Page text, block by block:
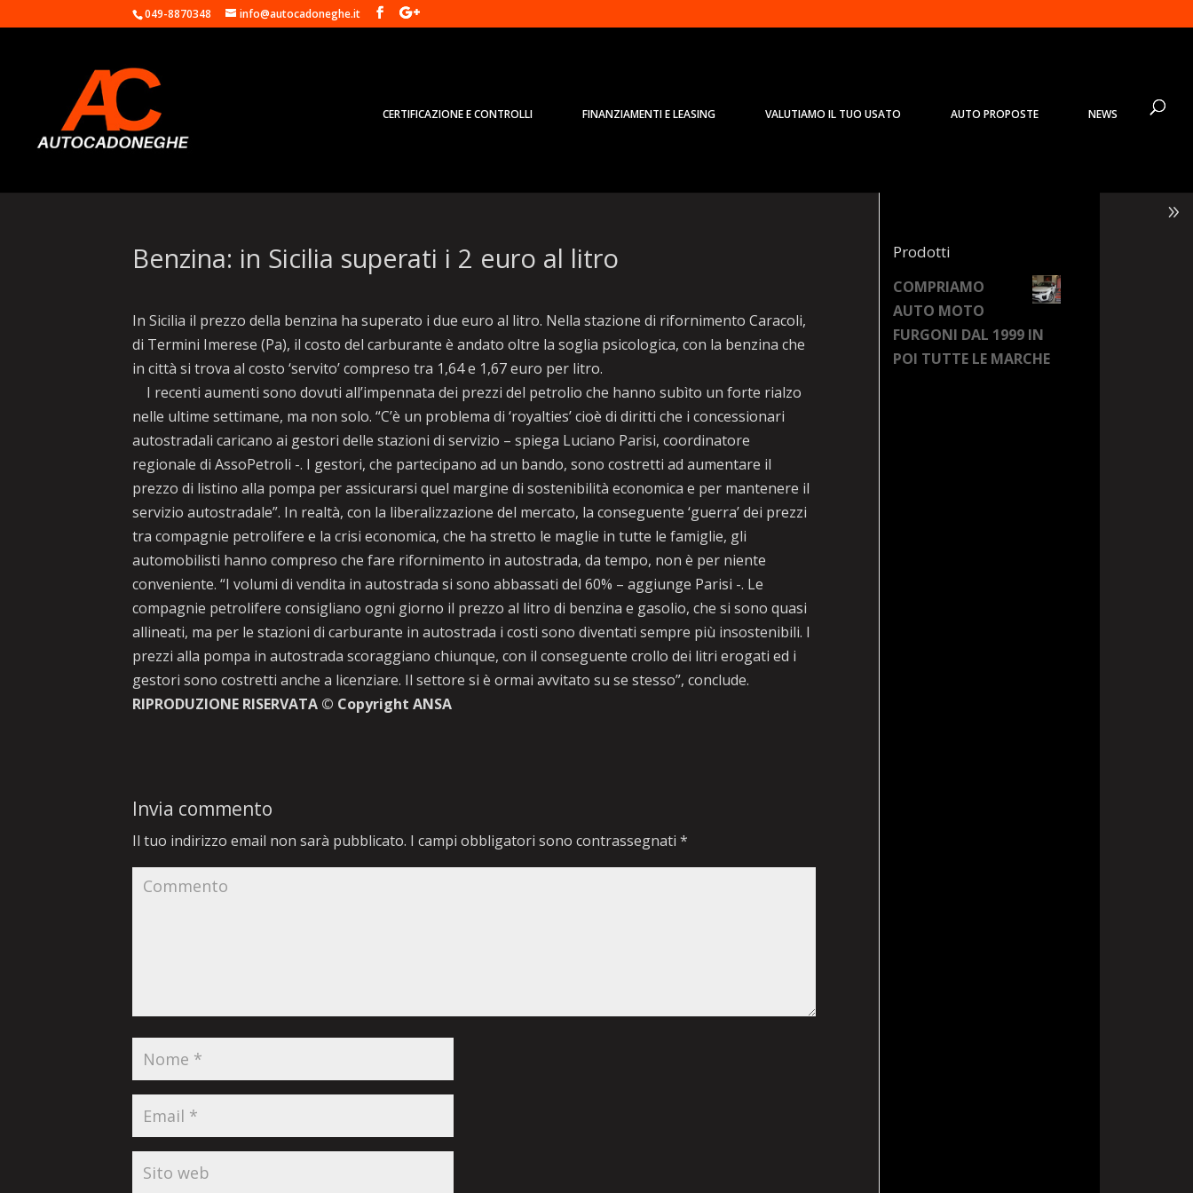
049-8870348 info@autocadoneghe.it
CERTIFICAZIONE E CONTROLLI FINANZIAMENTI E LEASING VALUTIAMO IL TUO USATO AUTO PROPOSTE NEWS
Benzina: in Sicilia superati i 2 euro al litro
In Sicilia il prezzo della benzina ha superato i due euro al litro. Nella stazione di rifornimento Caracoli,
di Termini Imerese (Pa), il costo del carburante è andato oltre la soglia psicologica, con la benzina che
in città si trova al costo ‘servito’ compreso tra 1,64 e 1,67 euro per litro.
I recenti aumenti sono dovuti all’impennata dei prezzi del petrolio che hanno subìto un forte rialzo
nelle ultime settimane, ma non solo. “C’è un problema di ‘royalties’ cioè di diritti che i concessionari
autostradali caricano ai gestori delle stazioni di servizio – spiega Luciano Parisi, coordinatore
regionale di AssoPetroli -. I gestori, che partecipano ad un bando, sono costretti ad aumentare il
prezzo di listino alla pompa per assicurarsi quel margine di sostenibilità economica e per mantenere il
servizio autostradale”. In realtà, con la liberalizzazione del mercato, la conseguente ‘guerra’ dei prezzi
tra compagnie petrolifere e la crisi economica, che ha stretto le maglie in tutte le famiglie, gli
automobilisti hanno compreso che fare rifornimento in autostrada, da tempo, non è per niente
conveniente. “I volumi di vendita in autostrada si sono abbassati del 60% – aggiunge Parisi -. Le
compagnie petrolifere consigliano ogni giorno il prezzo al litro di benzina e gasolio, che si sono quasi
allineati, ma per le stazioni di carburante in autostrada i costi sono diventati sempre più insostenibili. I
prezzi alla pompa in autostrada scoraggiano chiunque, con il conseguente crollo dei litri erogati ed i
gestori sono costretti anche a licenziare. Il settore si è ormai avvitato su se stesso”, conclude.
RIPRODUZIONE RISERVATA © Copyright ANSA
Invia commento
Il tuo indirizzo email non sarà pubblicato. I campi obbligatori sono contrassegnati*
Prodotti
COMPRIAMO
AUTO MOTO
FURGONI DAL 1999 IN
POI TUTTE LE MARCHE